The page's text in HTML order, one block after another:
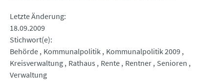
Letzte Änderung
18.09.2009
Stichwort(e)
Behörde Kommunalpolitik Kommunalpolitik 2009
Kreisverwaltung Rathaus Rente Rentner Senioren
Verwaltung